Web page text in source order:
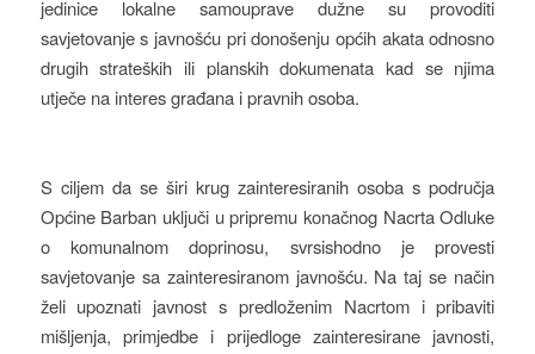
jedinice lokalne samouprave dužne su provoditi
savjetovanje s javnošću pri donošenju općih akata odnosno
drugih strateških ili planskih dokumenata kad se njima
utječe na interes građana i pravnih osoba.
S ciljem da se širi krug zainteresiranih osoba s područja
Općine Barban uključi u pripremu konačnog Nacrta Odluke
o komunalnom doprinosu, svrsishodno je provesti
savjetovanje sa zainteresiranom javnošću. Na taj se način
želi upoznati javnost s predloženim Nacrtom i pribaviti
mišljenja, primjedbe i prijedloge zainteresirane javnosti,